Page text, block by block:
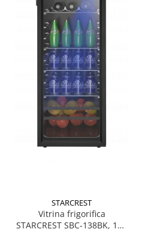
STARCREST
Vitrina frigorifica
STARCREST SBC-138BK, 138